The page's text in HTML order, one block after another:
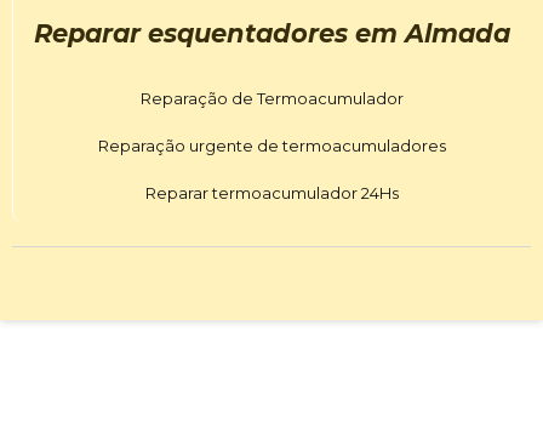
Reparar esquentadores em Almada
Reparação de Termoacumulador
Reparação urgente de termoacumuladores
Reparar termoacumulador 24Hs